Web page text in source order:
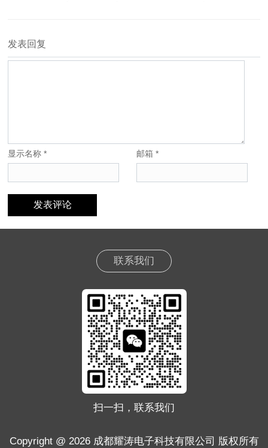
发表回复
显示名称* 邮箱*
联系我们
扫一扫，联系我们
Copyright @ 2026 成都耀涛电子科技有限公司 版权所有